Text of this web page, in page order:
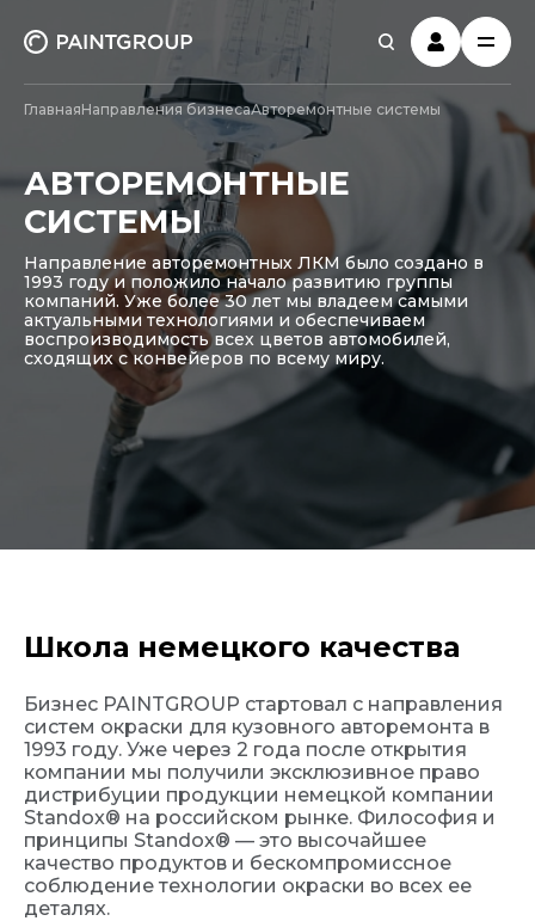
ГлавнаяНаправления бизнесаАвторемонтные системы
АВТОРЕМОНТНЫЕ
СИСТЕМЫ
Направление авторемонтных ЛКМ было создано в
1993 году и положило начало развитию группы
компаний. Уже более 30 лет мы владеем самыми
актуальными технологиями и обеспечиваем
воспроизводимость всех цветов автомобилей,
сходящих с конвейеров по всему миру.
Школа немецкого качества
Бизнес PAINTGROUP стартовал с направления
систем окраски для кузовного авторемонта в
1993 году. Уже через 2 года после открытия
компании мы получили эксклюзивное право
дистрибуции продукции немецкой компании
Standox® на российском рынке. Философия и
принципы Standox® — это высочайшее
качество продуктов и бескомпромиссное
соблюдение технологии окраски во всех ее
деталях.